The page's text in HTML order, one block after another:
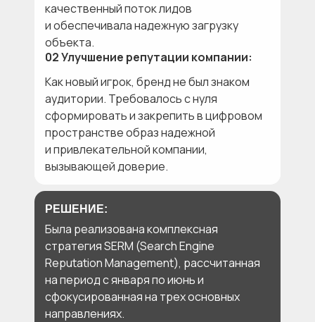
качественный поток лидов
и обеспечивала надежную загрузку
объекта.
02 Улучшение репутации компании:
Как новый игрок, бренд не был знаком
аудитории. Требовалось с нуля
сформировать и закрепить в цифровом
пространстве образ надежной
и привлекательной компании,
вызывающей доверие.
Была реализована комплексная
стратегия SERM (Search Engine
Reputation Management), рассчитанная
на период с января по июнь и
сфокусированная на трех основных
направлениях.
РЕШЕНИЕ: